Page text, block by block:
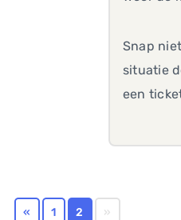
Snap
situatie
een
« 1 2 »